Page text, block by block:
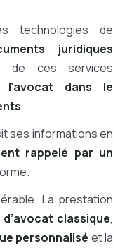
technologies de
juridiques
de ces services
dans le
.
ses informations en
rappelé par un
La prestation
classique,
personnalisé et la